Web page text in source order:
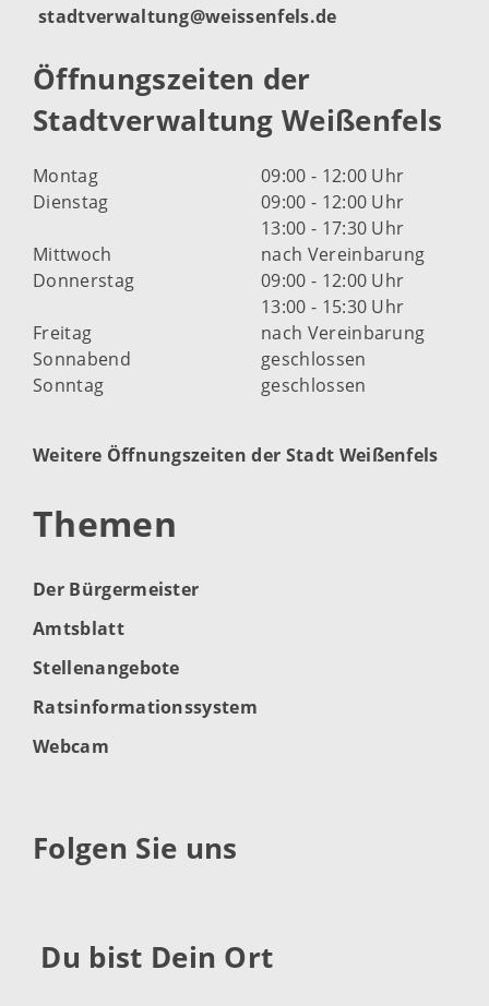
stadtverwaltung@weissenfels.de
Öffnungszeiten der
Stadtverwaltung Weißenfels
Montag
09:00 - 12:00 Uhr
Dienstag
09:00 - 12:00 Uhr
13:00 - 17:30 Uhr
Mittwoch
nach Vereinbarung
Donnerstag
09:00 - 12:00 Uhr
13:00 - 15:30 Uhr
Freitag
nach Vereinbarung
Sonnabend
geschlossen
Sonntag
geschlossen
Weitere Öffnungszeiten der Stadt Weißenfels
Themen
Der Bürgermeister
Amtsblatt
Stellenangebote
Ratsinformationssystem
Webcam
Folgen Sie uns
Du bist Dein Ort